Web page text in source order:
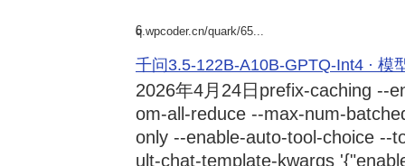
6
q.wpcoder.cn/quark/65...
千问3.5-122B-A10B-GPTQ-Int4 · 模
2026年4月24日 prefix-caching --
om-all-reduce --max-num-
only --enable-auto-tool-choice --
ult-chat-template-kwargs